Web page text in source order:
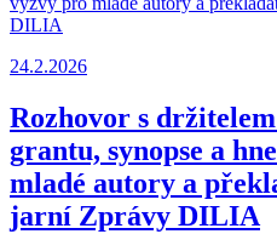
24.2.2026
Rozhovor s
grantu, synopse a
mladé autory a
jarní Zprávy DILIA